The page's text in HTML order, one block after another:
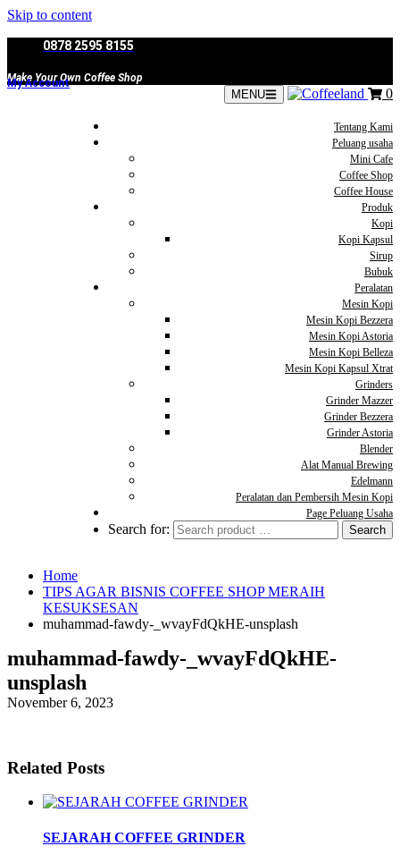
Skip to content
0878 2595 8155
Make Your Own Coffee Shop
My Account
MENU 0
Tentang Kami
Peluang usaha
Mini Cafe
Coffee Shop
Coffee House
Produk
Kopi
Kopi Kapsul
Sirup
Bubuk
Peralatan
Mesin Kopi
Mesin Kopi Bezzera
Mesin Kopi Astoria
Mesin Kopi Belleza
Mesin Kopi Kapsul Xtrat
Grinders
Grinder Mazzer
Grinder Bezzera
Grinder Astoria
Blender
Alat Manual Brewing
Edelmann
Peralatan dan Pembersih Mesin Kopi
Page Peluang Usaha
Search for:
Home
TIPS AGAR BISNIS COFFEE SHOP MERAIH
KESUKSESAN
muhammad-fawdy-_wvayFdQkHE-unsplash
muhammad-fawdy-_wvayFdQkHE-
unsplash
November 6, 2023
Related Posts
SEJARAH COFFEE GRINDER